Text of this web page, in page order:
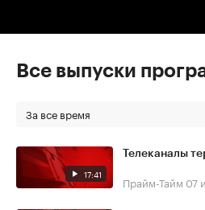
Все выпуски
За все время
17:41
Телеканалы
Прайм-Тайм 07